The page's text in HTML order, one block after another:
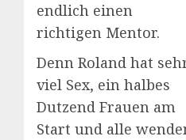
endlich einen
richtigen Mentor.
Denn Roland hat
viel Sex, ein halbes
Dutzend Frauen am
Start und alle